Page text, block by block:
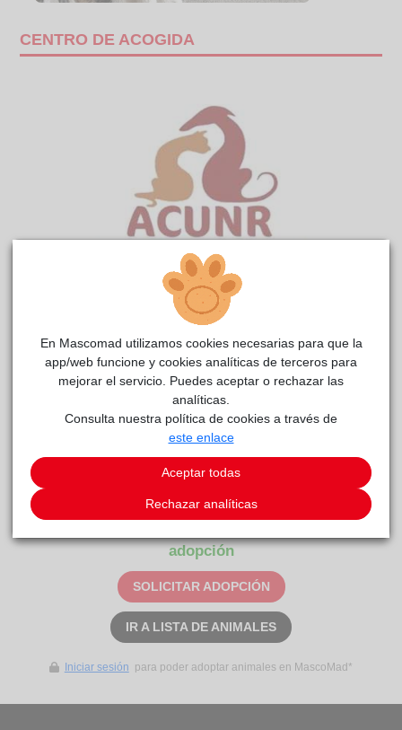
CENTRO DE ACOGIDA
reside actualmente en el centro de acogida
COMENTARIOS
Carácter
Sam es un galguito muy sensible y muy joven aun, lo ha
pasado mal, a saber, cómo y por qué acabó con 1 año de
edad solo en medio de una carretera. En un principio se
puede mostrar algo desconfiado y esquivo, pero en cuanto
toma confianza es muy gracioso, juguetón y cariñoso.
adopción
SOLICITAR ADOPCIÓN
IR A LISTA DE ANIMALES
Iniciar sesión para poder adoptar animales en MascoMad*
En Mascomad utilizamos cookies necesarias para que la
app/web funcione y cookies analíticas de terceros para
mejorar el servicio. Puedes aceptar o rechazar las
analíticas.
Consulta nuestra política de cookies a través de
este enlace
Aceptar todas
Rechazar analíticas